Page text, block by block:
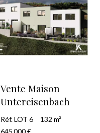
Vente Maison
Untereisenbach
Réf. LOT 6
132 m²
645 000 €